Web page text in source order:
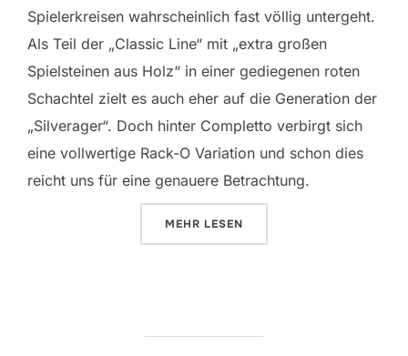
Spielerkreisen wahrscheinlich fast völlig untergeht.
Als Teil der „Classic Line“ mit „extra großen
Spielsteinen aus Holz“ in einer gediegenen roten
Schachtel zielt es auch eher auf die Generation der
„Silverager“. Doch hinter Completto verbirgt sich
eine vollwertige Rack-O Variation und schon dies
reicht uns für eine genauere Betrachtung.
MEHR ÜBER „COMPLETTO“
LESEN